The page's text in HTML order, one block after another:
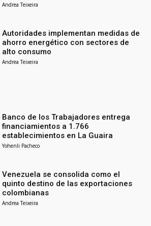
Andrea Teixeira
Autoridades implementan medidas de
ahorro energético con sectores de
alto consumo
Andrea Teixeira
Banco de los Trabajadores entrega
financiamientos a 1.766
establecimientos en La Guaira
Yohenli Pacheco
Venezuela se consolida como el
quinto destino de las exportaciones
colombianas
Andrea Teixeira